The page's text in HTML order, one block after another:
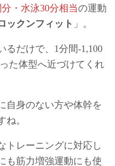
・水泳30分相当の運動
ックンフィット 」。
るだけで、1分間-1,100
た体型へ近づけてくれ
自身のない方や体幹を
ね。
トレーニングに対応し
も筋力増強運動にも使